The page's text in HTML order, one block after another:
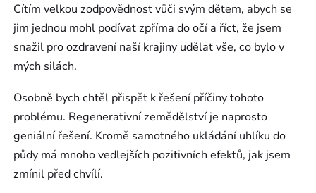
Cítím velkou zodpovědnost vůči svým dětem, abych se
jim jednou mohl podívat zpříma do očí a říct, že jsem
snažil pro ozdravení naší krajiny udělat vše, co bylo v
mých silách.
Osobně bych chtěl přispět k řešení příčiny tohoto
problému. Regenerativní zemědělství je naprosto
geniální řešení. Kromě samotného ukládání uhlíku do
půdy má mnoho vedlejších pozitivních efektů, jak jsem
zmínil před chvílí.